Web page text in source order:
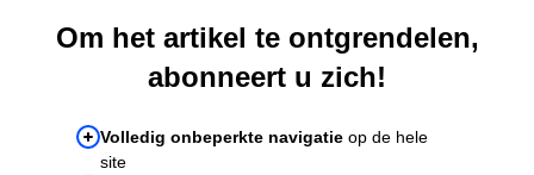
Om het artikel te ontgrendelen,
abonneert u zich!
Volledig onbeperkte navigatie op de hele
site